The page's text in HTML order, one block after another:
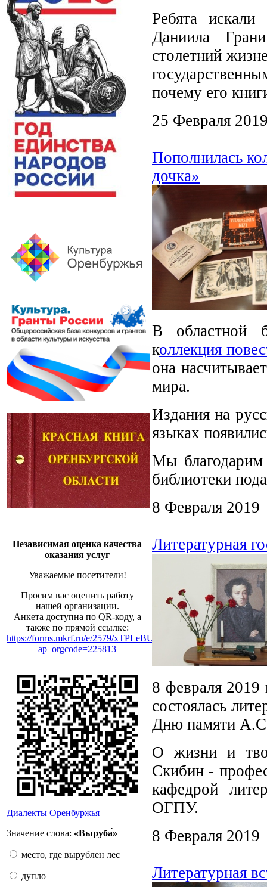
Независимая оценка качества
оказания услуг
Уважаемые посетители!
Просим вас оценить работу
нашей организации.
Анкета доступна по QR-коду, а
также по прямой ссылке:
https://forms.mkrf.ru/e/2579/xTPLeBU7/?
ap_orgcode=225813
Диалекты Оренбуржья
Значение слова: «Выруба́»
место, где вырублен лес
дупло
Ребята
Даниила
столетний
почему его
25 Февраля
Пополнилась
дочка»
В областной
коллекция
она
мира.
Издания на
языках
Мы благодарим
библиотеки
8 Февраля 2019
Литературная
8 февраля 2019
состоялась
Дню памяти
О жизни и
Скибин -
кафедрой
ОГПУ.
8 Февраля 2019
Литературная